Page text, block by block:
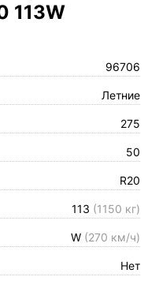
113W
96706
Летние
275
50
R20
113 (1150 кг)
W (270 км/ч)
Нет